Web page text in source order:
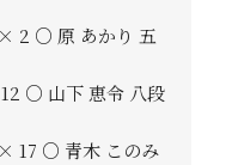
2 ○ 原 あかり 五
○ 山下 恵令 八段
17 ○ 青木 このみ